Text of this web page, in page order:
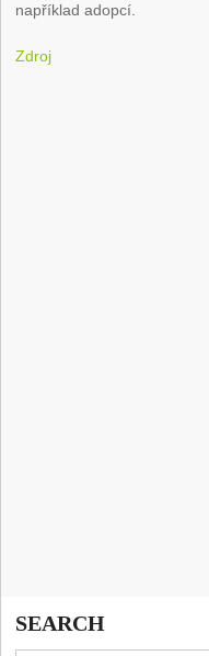
například adopcí.
Zdroj
SEARCH